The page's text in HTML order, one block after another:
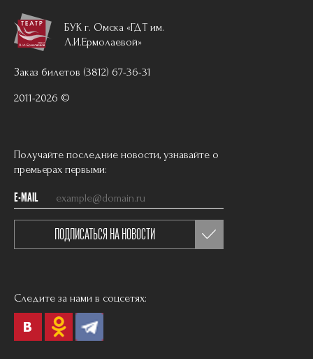
БУК г. Омска «ГДТ им.
Л.И.Ермолаевой»
Заказ билетов (3812) 67-36-31
2011-2026 ©
Получайте последние новости, узнавайте о
премьерах первыми:
E-MAIL
ПОДПИСАТЬСЯ НА НОВОСТИ
Следите за нами в соцсетях: